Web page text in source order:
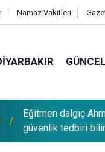
Namaz Vakitleri
GÜNCEL
Avukat Sait Güneş:
çözümünü sağlıyor